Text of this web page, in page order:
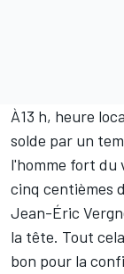
À13 h, heure
solde par un
l'homme fort du
cinq centièmes
Jean-Éric
la tête. Tout
bon pour la